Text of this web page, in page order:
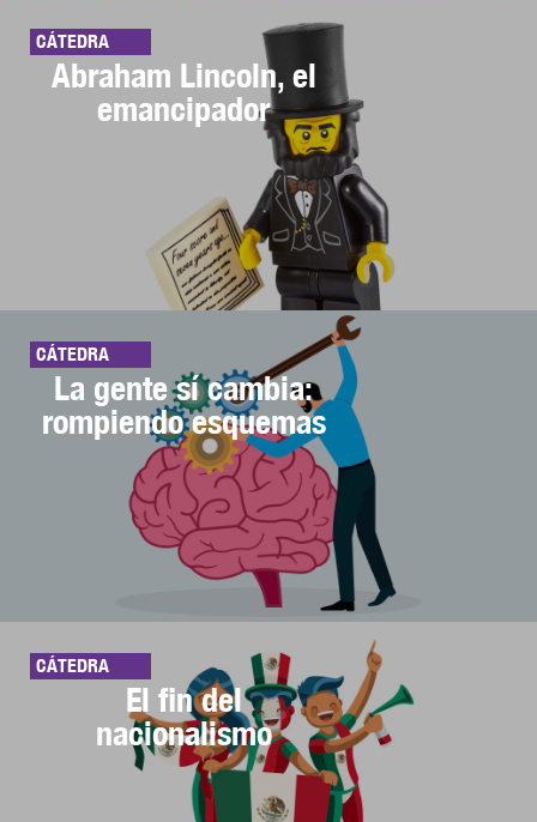
CÁTEDRA
Abraham Lincoln, el
emancipador
CÁTEDRA
La gente sí cambia:
rompiendo esquemas
CÁTEDRA
El fin del
nacionalismo